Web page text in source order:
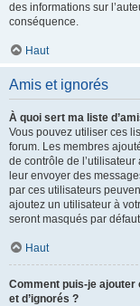
des informations sur
conséquence.
Haut
Amis et ignorés
À quoi sert ma liste
Vous pouvez utiliser ces
forum. Les membres
de contrôle de
leur envoyer des
par ces utilisateurs
ajoutez un utilisateur à
seront masqués par
Haut
Comment puis-je ajouter
et d’ignorés ?